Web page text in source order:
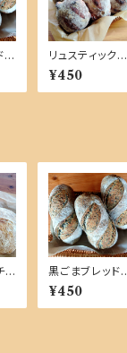
リュスティック
チーズ【単品商
品】
¥450
黒ごまブレッド
【単品商品】
¥450